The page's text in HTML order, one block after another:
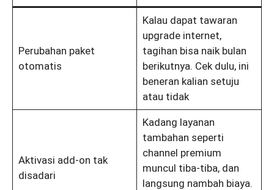
Perubahan paket
otomatis
Kalau dapat tawaran
upgrade internet,
tagihan bisa naik bulan
berikutnya. Cek dulu, ini
beneran kalian setuju
atau tidak
Aktivasi add-on tak
disadari
Kadang layanan
tambahan seperti
channel premium
muncul tiba-tiba, dan
langsung nambah biaya.